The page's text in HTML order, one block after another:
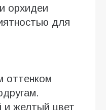
орхидеи
для
оттенком
и желтый цвет